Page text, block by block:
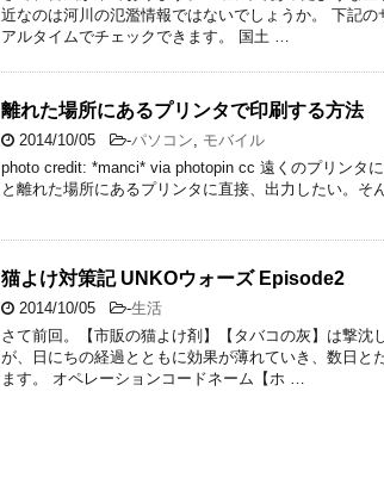
近なのは河川の氾濫情報ではないでしょうか。 下記
アルタイムでチェックできます。 国土 …
離れた場所にあるプリンタで印刷する方法
2014/10/05 -パソコン, モバイル
photo credit: *manci* via photopin cc 遠くのプリンタ
と離れた場所にあるプリンタに直接、出力したい。
猫よけ対策記 UNKOウォーズ Episode2
2014/10/05 -生活
さて前回。【市販の猫よけ剤】【タバコの灰】は撃沈
が、日にちの経過とともに効果が薄れていき、数日と
ます。 オペレーションコードネーム【ホ …